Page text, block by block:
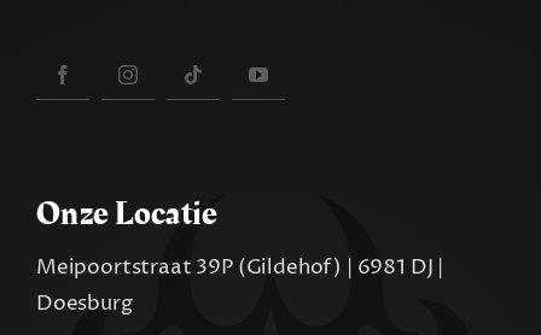
Onze Locatie
Meipoortstraat 39P (Gildehof) | 6981 DJ |
Doesburg